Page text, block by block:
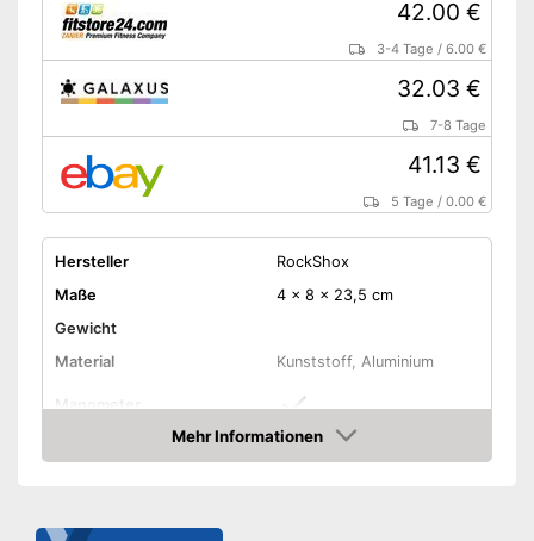
42.00 €
3-4 Tage /6.00 €
32.03 €
7-8 Tage
41.13 €
5 Tage /0.00 €
Hersteller
RockShox
Maße
4 x 8 x 23,5 cm
Gewicht
Material
Kunststoff, Aluminium
Manometer
20,6 bar
Mehr Informationen
Amazon